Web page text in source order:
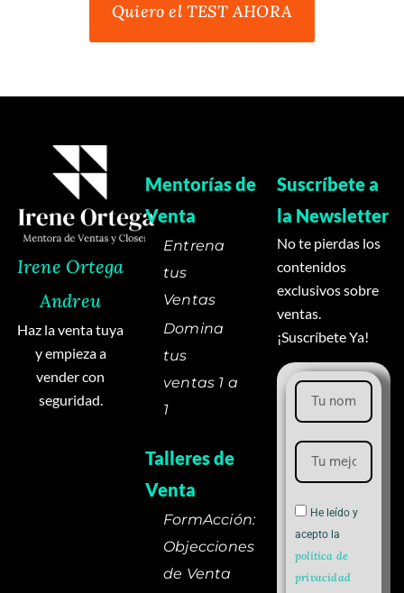
Quiero el TEST AHORA
Irene Ortega
Andreu
Haz la venta tuya
y empieza a
vender con
seguridad.
Mentorías de
Venta
Entrena
tus
Ventas
Domina
tus
ventas 1 a
1
Talleres de
Venta
FormAcción:
Objecciones
de Venta
Suscríbete a
la Newsletter
No te pierdas los
contenidos
exclusivos sobre
ventas.
¡Suscríbete Ya!
He leído y
acepto la
política de
privacidad